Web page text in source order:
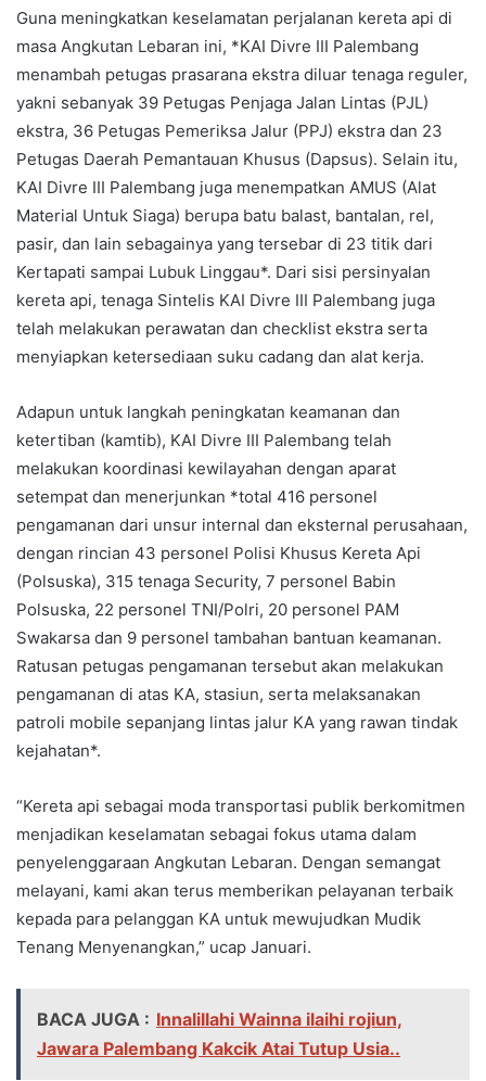
Guna meningkatkan keselamatan perjalanan kereta api di
masa Angkutan Lebaran ini, *KAI Divre III Palembang
menambah petugas prasarana ekstra diluar tenaga reguler,
yakni sebanyak 39 Petugas Penjaga Jalan Lintas (PJL)
ekstra, 36 Petugas Pemeriksa Jalur (PPJ) ekstra dan 23
Petugas Daerah Pemantauan Khusus (Dapsus). Selain itu,
KAI Divre III Palembang juga menempatkan AMUS (Alat
Material Untuk Siaga) berupa batu balast, bantalan, rel,
pasir, dan lain sebagainya yang tersebar di 23 titik dari
Kertapati sampai Lubuk Linggau*. Dari sisi persinyalan
kereta api, tenaga Sintelis KAI Divre III Palembang juga
telah melakukan perawatan dan checklist ekstra serta
menyiapkan ketersediaan suku cadang dan alat kerja.
Adapun untuk langkah peningkatan keamanan dan
ketertiban (kamtib), KAI Divre III Palembang telah
melakukan koordinasi kewilayahan dengan aparat
setempat dan menerjunkan *total 416 personel
pengamanan dari unsur internal dan eksternal perusahaan,
dengan rincian 43 personel Polisi Khusus Kereta Api
(Polsuska), 315 tenaga Security, 7 personel Babin
Polsuska, 22 personel TNI/Polri, 20 personel PAM
Swakarsa dan 9 personel tambahan bantuan keamanan.
Ratusan petugas pengamanan tersebut akan melakukan
pengamanan di atas KA, stasiun, serta melaksanakan
patroli mobile sepanjang lintas jalur KA yang rawan tindak
kejahatan*.
“Kereta api sebagai moda transportasi publik berkomitmen
menjadikan keselamatan sebagai fokus utama dalam
penyelenggaraan Angkutan Lebaran. Dengan semangat
melayani, kami akan terus memberikan pelayanan terbaik
kepada para pelanggan KA untuk mewujudkan Mudik
Tenang Menyenangkan,” ucap Januari.
BACA JUGA : Innalillahi Wainna ilaihi rojiun,
Jawara Palembang Kakcik Atai Tutup Usia..